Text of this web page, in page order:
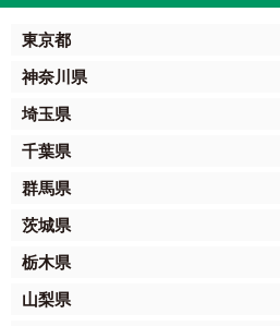
東京都
神奈川県
埼玉県
千葉県
群馬県
茨城県
栃木県
山梨県